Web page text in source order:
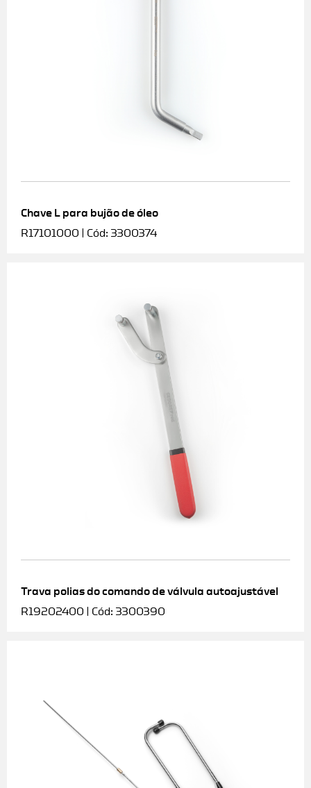
Chave L para bujão de óleo
R17101000 | Cód: 3300374
Trava polias do comando de válvula autoajustável
R19202400 | Cód: 3300390